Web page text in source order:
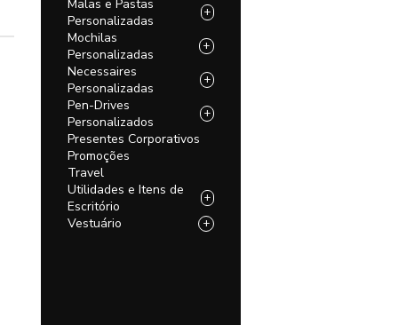
Malas e Pastas
Personalizadas
+
Mochilas
Personalizadas
+
Necessaires
Personalizadas
+
Pen-Drives
Personalizados
+
Presentes Corporativos
Promoções
Travel
Utilidades e Itens de
Escritório
+
Vestuário +